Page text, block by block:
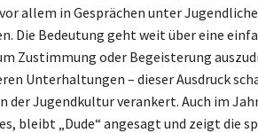
allem in Gesprächen unter
Die Bedeutung geht weit über eine
Zustimmung oder Begeisterung
Unterhaltungen – dieser Ausdruck
der Jugendkultur verankert. Auch im
bleibt „Dude“ angesagt und zeigt die